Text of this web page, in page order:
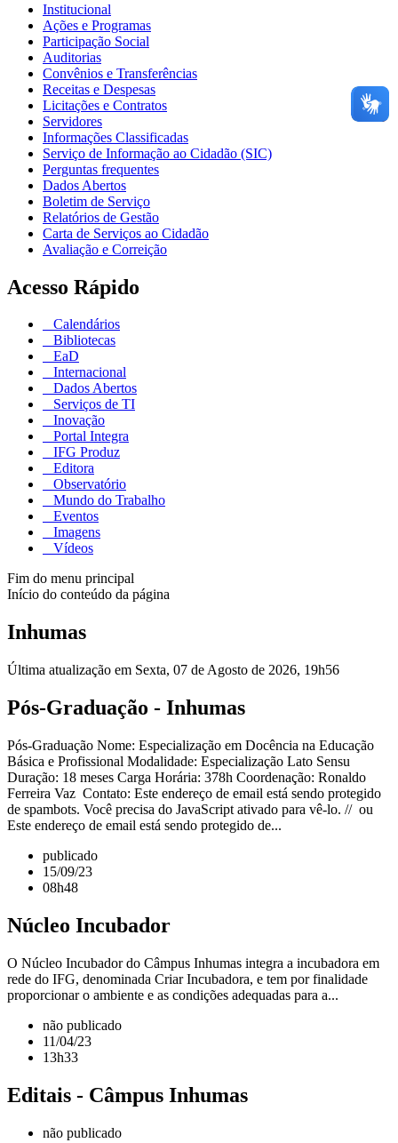
Institucional
Ações e Programas
Participação Social
Auditorias
Convênios e Transferências
Receitas e Despesas
Licitações e Contratos
Servidores
Informações Classificadas
Serviço de Informação ao Cidadão (SIC)
Perguntas frequentes
Dados Abertos
Boletim de Serviço
Relatórios de Gestão
Carta de Serviços ao Cidadão
Avaliação e Correição
Acesso Rápido
Calendários
Bibliotecas
EaD
Internacional
Dados Abertos
Serviços de TI
Inovação
Portal Integra
IFG Produz
Editora
Observatório
Mundo do Trabalho
Eventos
Imagens
Vídeos
Fim do menu principal
Início do conteúdo da página
Inhumas
Última atualização em Sexta, 07 de Agosto de 2026, 19h56
Pós-Graduação - Inhumas
Pós-Graduação Nome: Especialização em Docência na Educação
Básica e Profissional Modalidade: Especialização Lato Sensu
Duração: 18 meses Carga Horária: 378h Coordenação: Ronaldo
Ferreira Vaz Contato: Este endereço de email está sendo protegido
de spambots. Você precisa do JavaScript ativado para vê-lo. // ou
Este endereço de email está sendo protegido de...
publicado
15/09/23
08h48
Núcleo Incubador
O Núcleo Incubador do Câmpus Inhumas integra a incubadora em
rede do IFG, denominada Criar Incubadora, e tem por finalidade
proporcionar o ambiente e as condições adequadas para a...
não publicado
11/04/23
13h33
Editais - Câmpus Inhumas
não publicado